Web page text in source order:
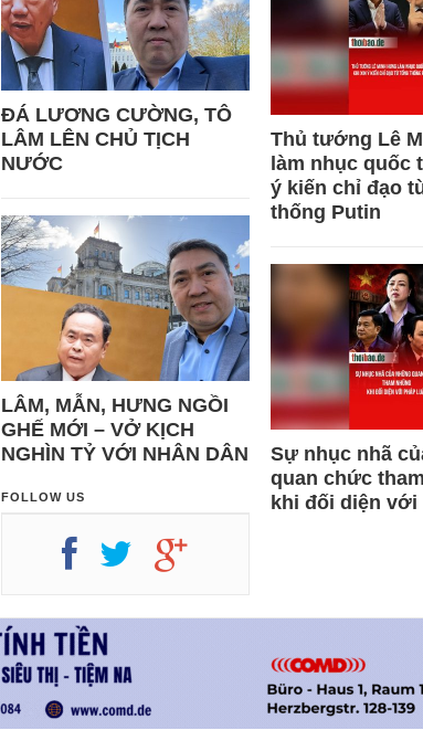
ĐÁ LƯƠNG CƯỜNG, TÔ
LÂM LÊN CHỦ TỊCH
NƯỚC
LÂM, MẪN, HƯNG NGỒI
GHẾ MỚI – VỞ KỊCH
NGHÌN TỶ VỚI NHÂN DÂN
FOLLOW US
Thủ tướng Lê
làm nhục quốc
ý kiến chỉ đạo
thống Putin
Sự nhục nhã
quan chức
khi đối diện với